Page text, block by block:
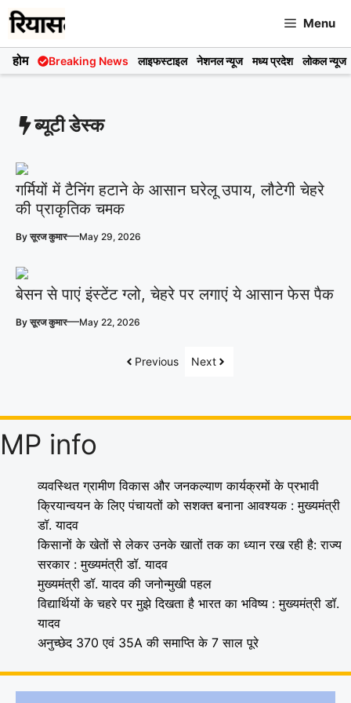
Skip
to
content
Menu
होम Breaking News लाइफस्टाइल नेशनल न्यूज मध्य प्रदेश लोकल न्यूज
ब्यूटी डेस्क
गर्मियों में टैनिंग हटाने के आसान घरेलू उपाय, लौटेगी चेहरे
की प्राकृतिक चमक
Byसूरज कुमार—May 29, 2026
बेसन से पाएं इंस्टेंट ग्लो, चेहरे पर लगाएं ये आसान फेस पैक
Byसूरज कुमार—May 22, 2026
Previous Next
MP info
व्यवस्थित ग्रामीण विकास और जनकल्याण कार्यक्रमों के प्रभावी
क्रियान्वयन के लिए पंचायतों को सशक्त बनाना आवश्यक : मुख्यमंत्री
डॉ. यादव
किसानों के खेतों से लेकर उनके खातों तक का ध्यान रख रही है: राज्य
सरकार : मुख्यमंत्री डॉ. यादव
मुख्यमंत्री डॉ. यादव की जनोन्मुखी पहल
विद्यार्थियों के चहरे पर मुझे दिखता है भारत का भविष्य : मुख्यमंत्री डॉ.
यादव
अनुच्छेद 370 एवं 35A की समाप्ति के 7 साल पूरे